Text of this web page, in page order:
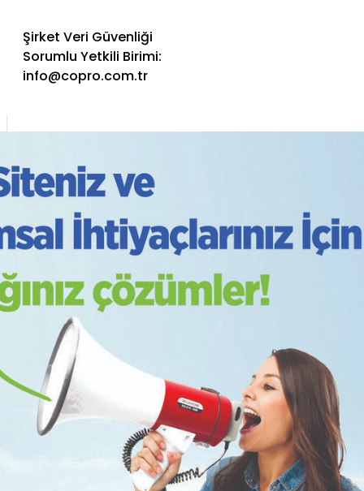
Şirket Veri Güvenliği
Sorumlu Yetkili Birimi:
info@copro.com.tr